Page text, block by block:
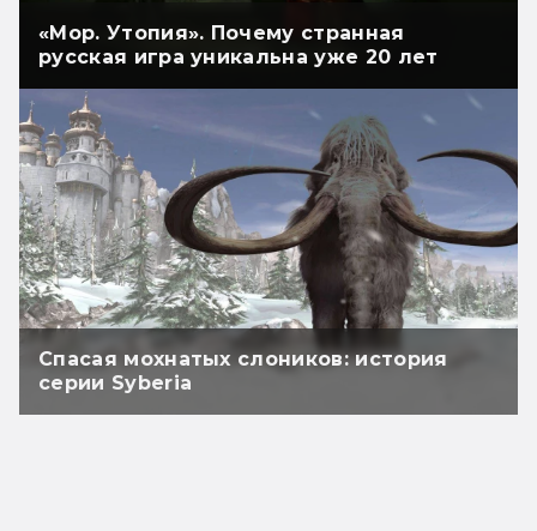
«Мор. Утопия». Почему странная
русская игра уникальна уже 20 лет
Спасая мохнатых слоников: история
серии Syberia